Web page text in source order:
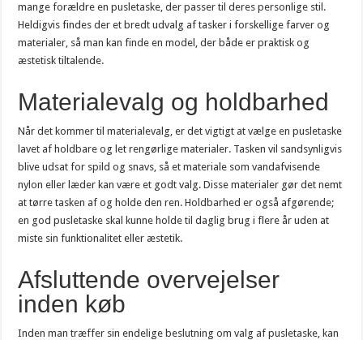
mange forældre en pusletaske, der passer til deres personlige stil.
Heldigvis findes der et bredt udvalg af tasker i forskellige farver og
materialer, så man kan finde en model, der både er praktisk og
æstetisk tiltalende.
Materialevalg og holdbarhed
Når det kommer til materialevalg, er det vigtigt at vælge en pusletaske
lavet af holdbare og let rengørlige materialer. Tasken vil sandsynligvis
blive udsat for spild og snavs, så et materiale som vandafvisende
nylon eller læder kan være et godt valg. Disse materialer gør det nemt
at tørre tasken af og holde den ren. Holdbarhed er også afgørende;
en god pusletaske skal kunne holde til daglig brug i flere år uden at
miste sin funktionalitet eller æstetik.
Afsluttende overvejelser
inden køb
Inden man træffer sin endelige beslutning om valg af pusletaske, kan